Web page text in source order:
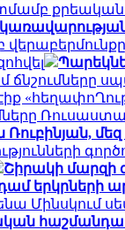
Ռուբինյան,
Շիրակի մարզի
երկրների
Մինսկում